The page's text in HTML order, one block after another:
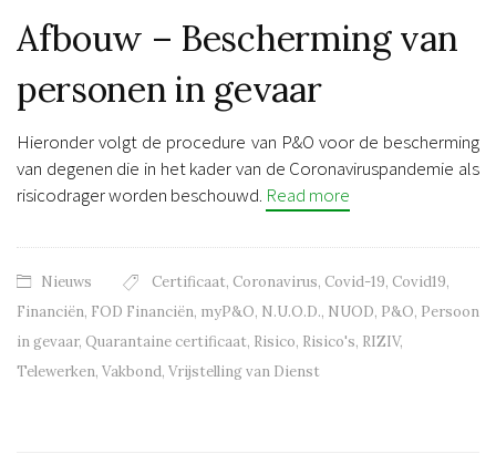
Afbouw – Bescherming van
personen in gevaar
Hieronder volgt de procedure van P&O voor de bescherming
van degenen die in het kader van de Coronaviruspandemie als
risicodrager worden beschouwd. Read more
Nieuws Certificaat, Coronavirus, Covid-19, Covid19,
Financiën, FOD Financiën, myP&O, N.U.O.D., NUOD, P&O, Persoon
in gevaar, Quarantaine certificaat, Risico, Risico's, RIZIV,
Telewerken, Vakbond, Vrijstelling van Dienst